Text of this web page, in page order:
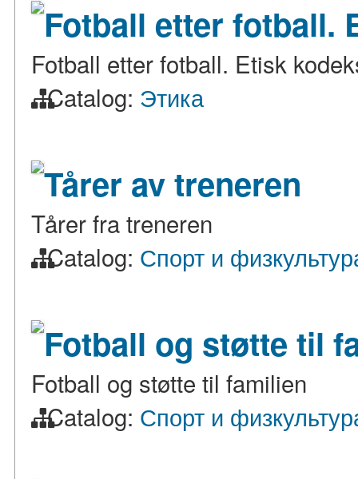
Fotball etter fotball.
Fotball etter fotball. Etisk
Catalog: Этика
Tårer av treneren
Tårer fra treneren
Catalog: Спорт и
Fotball og støtte til
Fotball og støtte til familien
Catalog: Спорт и